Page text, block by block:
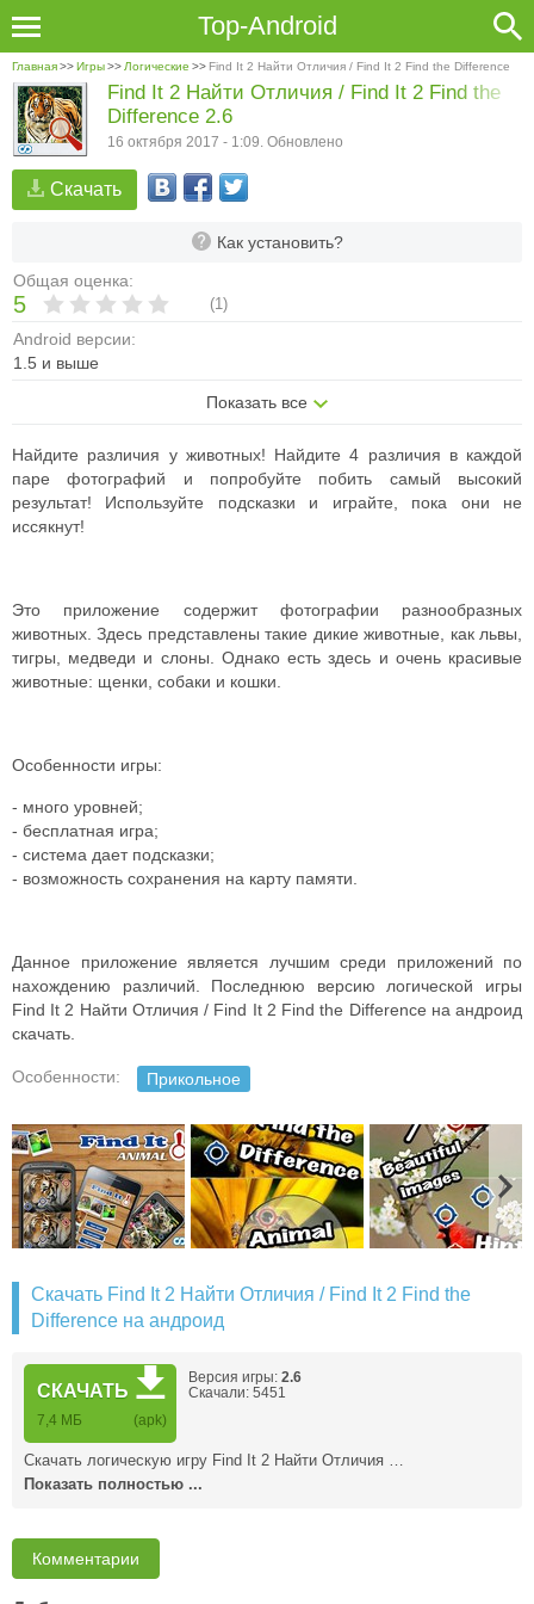
Top-Android
Главная>>Игры>> Логические >> Find It 2 Найти Отличия / Find It 2 Find the Difference
Скачать
Как установить?
Общая оценка:
5 (1)
Android версии:
1.5 и выше
Показать все
Find It 2 Найти Отличия / Find It 2 Find the
Difference 2.6
16 октября 2017 - 1:09. Обновлено
Найдите различия у животных! Найдите 4 различия в каждой
паре фотографий и попробуйте побить самый высокий
результат! Используйте подсказки и играйте, пока они не
иссякнут!
Это приложение содержит фотографии разнообразных
животных. Здесь представлены такие дикие животные, как львы,
тигры, медведи и слоны. Однако есть здесь и очень красивые
животные: щенки, собаки и кошки.
Особенности игры:
- много уровней;
- бесплатная игра;
- система дает подсказки;
- возможность сохранения на карту памяти.
Данное приложение является лучшим среди приложений по
нахождению различий. Последнюю версию логической игры
Find It 2 Найти Отличия / Find It 2 Find the Difference на андроид
скачать.
Особенности: Прикольное
Скачать Find It 2 Найти Отличия / Find It 2 Find the
Difference на андроид
СКАЧАТЬ
7,4 MБ (apk)
Версия игры: 2.6
Скачали: 5451
Скачать логическую игру Find It 2 Найти Отличия …
Показать полностью ...
Комментарии